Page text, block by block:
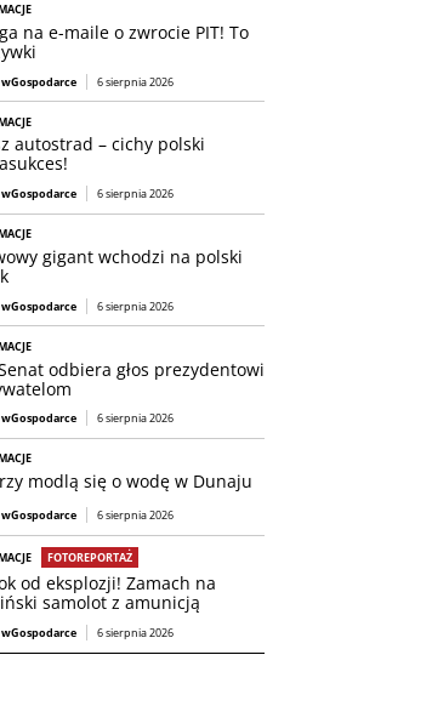
na e-maile o zwrocie PIT! To
wGospodarce 6 sierpnia 2026
autostrad – cichy polski
wGospodarce 6 sierpnia 2026
gigant wchodzi na polski
wGospodarce 6 sierpnia 2026
odbiera głos prezydentowi
wGospodarce 6 sierpnia 2026
modlą się o wodę w Dunaju
wGospodarce 6 sierpnia 2026
FOTOREPORTAŻ
od eksplozji! Zamach na
samolot z amunicją
wGospodarce 6 sierpnia 2026